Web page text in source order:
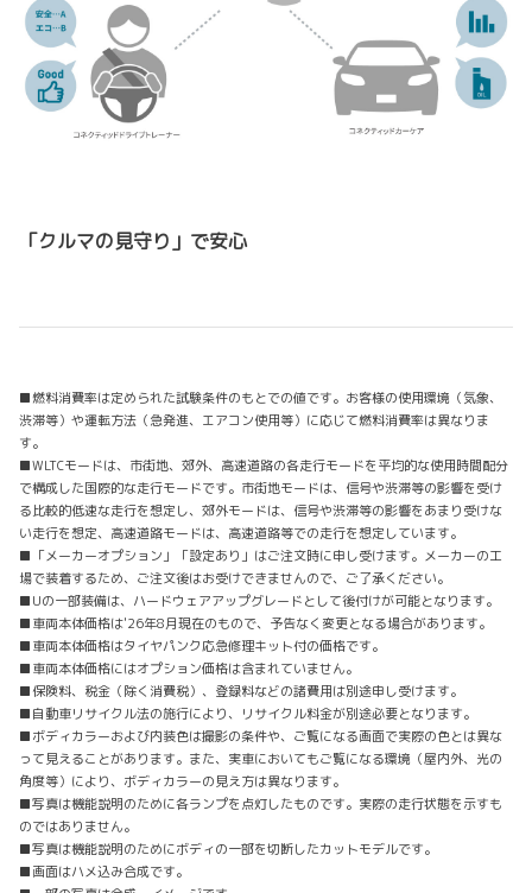
「クルマの見守り」で安心
■燃料消費率は定められた試験条件のもとでの値です。お客様の使用環境（気象、
渋滞等）や運転方法（急発進、エアコン使用等）に応じて燃料消費率は異なりま
す。
■WLTCモードは、市街地、郊外、高速道路の各走行モードを平均的な使用時間配分
で構成した国際的な走行モードです。市街地モードは、信号や渋滞等の影響を受け
る比較的低速な走行を想定し、郊外モードは、信号や渋滞等の影響をあまり受けな
い走行を想定、高速道路モードは、高速道路等での走行を想定しています。
■「メーカーオプション」「設定あり」はご注文時に申し受けます。メーカーの工
場で装着するため、ご注文後はお受けできませんので、ご了承ください。
■Uの一部装備は、ハードウェアアップグレードとして後付けが可能となります。
■車両本体価格は'26年8月現在のもので、予告なく変更となる場合があります。
■車両本体価格はタイヤパンク応急修理キット付の価格です。
■車両本体価格にはオプション価格は含まれていません。
■保険料、税金（除く消費税）、登録料などの諸費用は別途申し受けます。
■自動車リサイクル法の施行により、リサイクル料金が別途必要となります。
■ボディカラーおよび内装色は撮影の条件や、ご覧になる画面で実際の色とは異な
って見えることがあります。また、実車においてもご覧になる環境（屋内外、光の
角度等）により、ボディカラーの見え方は異なります。
■写真は機能説明のために各ランプを点灯したものです。実際の走行状態を示すも
のではありません。
■写真は機能説明のためにボディの一部を切断したカットモデルです。
■画面はハメ込み合成です。